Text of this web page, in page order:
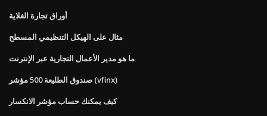
أوراق تجارة الغلاية
مثال على الهيكل التنظيمي المسطح
ما هو مدير الأعمال التجارية عبر الإنترنت
صندوق الطليعة 500 مؤشر (vfinx)
كيف يمكنك حساب مؤشر الانكسار